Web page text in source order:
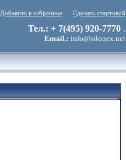
Добавить в избранное Сделать стартовой
Тел.: + 7(495) 920-7770 .
Email.: info@silonex.net